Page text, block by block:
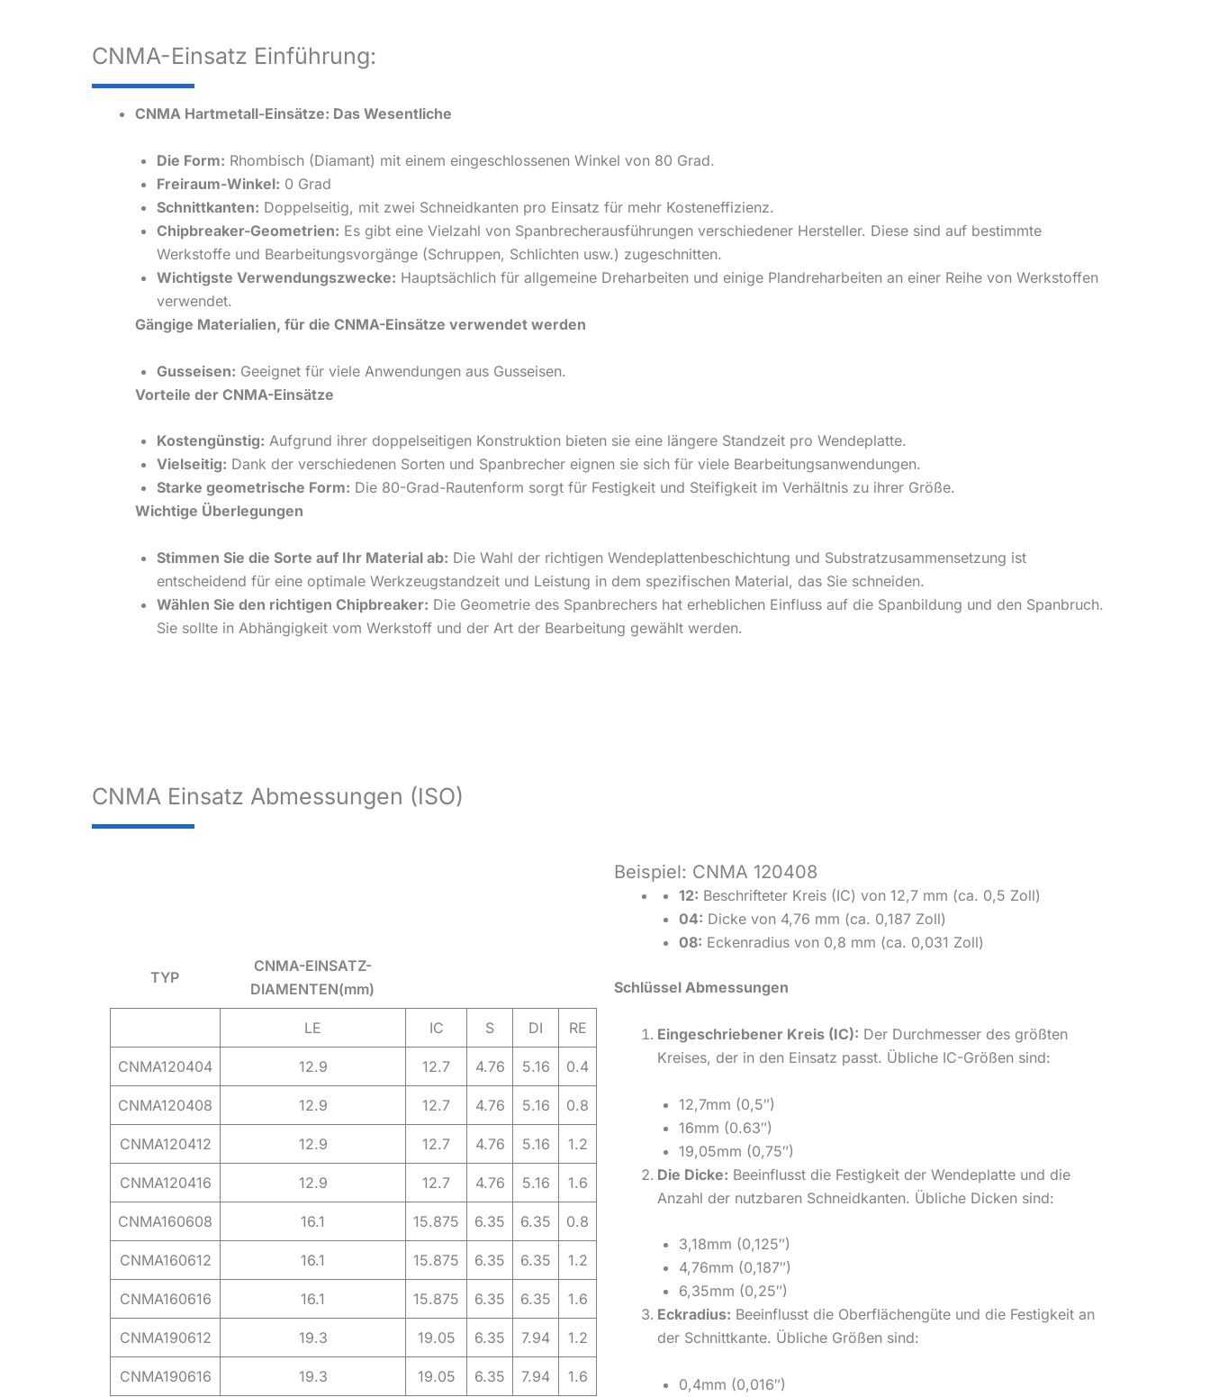
CNMA-Einsatz Einführung:
CNMA Hartmetall-Einsätze: Das Wesentliche
Die Form: Rhombisch (Diamant) mit einem eingeschlossenen Winkel von 80 Grad.
Freiraum-Winkel: 0 Grad
Schnittkanten: Doppelseitig, mit zwei Schneidkanten pro Einsatz für mehr Kosteneffizienz.
Chipbreaker-Geometrien: Es gibt eine Vielzahl von Spanbrecherausführungen verschiedener Hersteller. Diese sind auf bestimmte
Werkstoffe und Bearbeitungsvorgänge (Schruppen, Schlichten usw.) zugeschnitten.
Wichtigste Verwendungszwecke: Hauptsächlich für allgemeine Dreharbeiten und einige Plandreharbeiten an einer Reihe von Werkstoffen
verwendet.
Gängige Materialien, für die CNMA-Einsätze verwendet werden
Gusseisen: Geeignet für viele Anwendungen aus Gusseisen.
Vorteile der CNMA-Einsätze
Kostengünstig: Aufgrund ihrer doppelseitigen Konstruktion bieten sie eine längere Standzeit pro Wendeplatte.
Vielseitig: Dank der verschiedenen Sorten und Spanbrecher eignen sie sich für viele Bearbeitungsanwendungen.
Starke geometrische Form: Die 80-Grad-Rautenform sorgt für Festigkeit und Steifigkeit im Verhältnis zu ihrer Größe.
Wichtige Überlegungen
Stimmen Sie die Sorte auf Ihr Material ab: Die Wahl der richtigen Wendeplattenbeschichtung und Substratzusammensetzung ist
entscheidend für eine optimale Werkzeugstandzeit und Leistung in dem spezifischen Material, das Sie schneiden.
Wählen Sie den richtigen Chipbreaker: Die Geometrie des Spanbrechers hat erheblichen Einfluss auf die Spanbildung und den Spanbruch.
Sie sollte in Abhängigkeit vom Werkstoff und der Art der Bearbeitung gewählt werden.
CNMA Einsatz Abmessungen (ISO)
TYP
CNMA-EINSATZ-
DIAMENTEN(mm)
LE IC S DI RE
CNMA120404 12.9 12.7 4.76 5.16 0.4
CNMA120408 12.9 12.7 4.76 5.16 0.8
CNMA120412 12.9 12.7 4.76 5.16 1.2
CNMA120416 12.9 12.7 4.76 5.16 1.6
CNMA160608 16.1 15.875 6.35 6.35 0.8
CNMA160612 16.1 15.875 6.35 6.35 1.2
CNMA160616 16.1 15.875 6.35 6.35 1.6
CNMA190612 19.3 19.05 6.35 7.94 1.2
CNMA190616 19.3 19.05 6.35 7.94 1.6
Beispiel: CNMA 120408
12: Beschrifteter Kreis (IC) von 12,7 mm (ca. 0,5 Zoll)
04: Dicke von 4,76 mm (ca. 0,187 Zoll)
08: Eckenradius von 0,8 mm (ca. 0,031 Zoll)
Schlüssel Abmessungen
Eingeschriebener Kreis (IC): Der Durchmesser des größten
Kreises, der in den Einsatz passt. Übliche IC-Größen sind:
12,7mm (0,5″)
16mm (0.63″)
19,05mm (0,75″)
Die Dicke: Beeinflusst die Festigkeit der Wendeplatte und die
Anzahl der nutzbaren Schneidkanten. Übliche Dicken sind:
3,18mm (0,125″)
4,76mm (0,187″)
6,35mm (0,25″)
Eckradius: Beeinflusst die Oberflächengüte und die Festigkeit an
der Schnittkante. Übliche Größen sind:
0,4mm (0,016″)